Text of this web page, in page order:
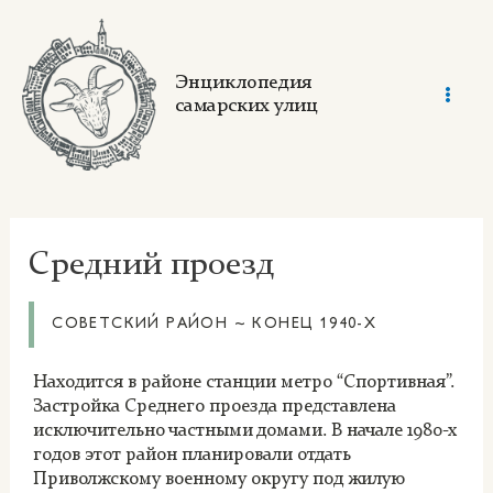
content
Энциклопедия
самарских улиц
Средний проезд
СОВЕТСКИЙ РАЙОН ~ КОНЕЦ 1940-Х
Находится в районе станции метро “Спортивная”.
Застройка Среднего проезда представлена
исключительно частными домами. В начале 1980-х
годов этот район планировали отдать
Приволжскому военному округу под жилую